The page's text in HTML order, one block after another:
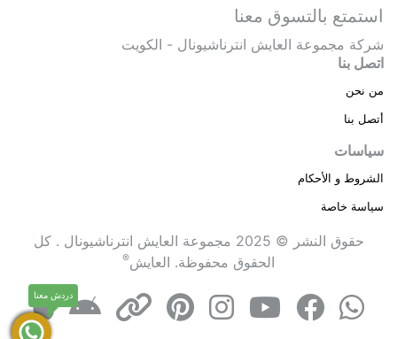
استمتع بالتسوق معنا
شركة مجموعة العايش انترناشيونال - الكويت
اتصل بنا
من نحن
أتصل بنا
سياسات
الشروط و الأحكام
سياسة خاصة
حقوق النشر © 2025 مجموعة العايش انترناشيونال . كل
الحقوق محفوظة. العايش®
دردش معنا